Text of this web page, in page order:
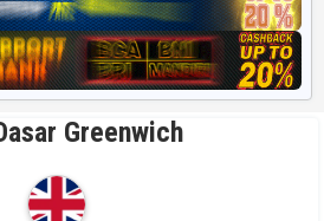
Greenwich